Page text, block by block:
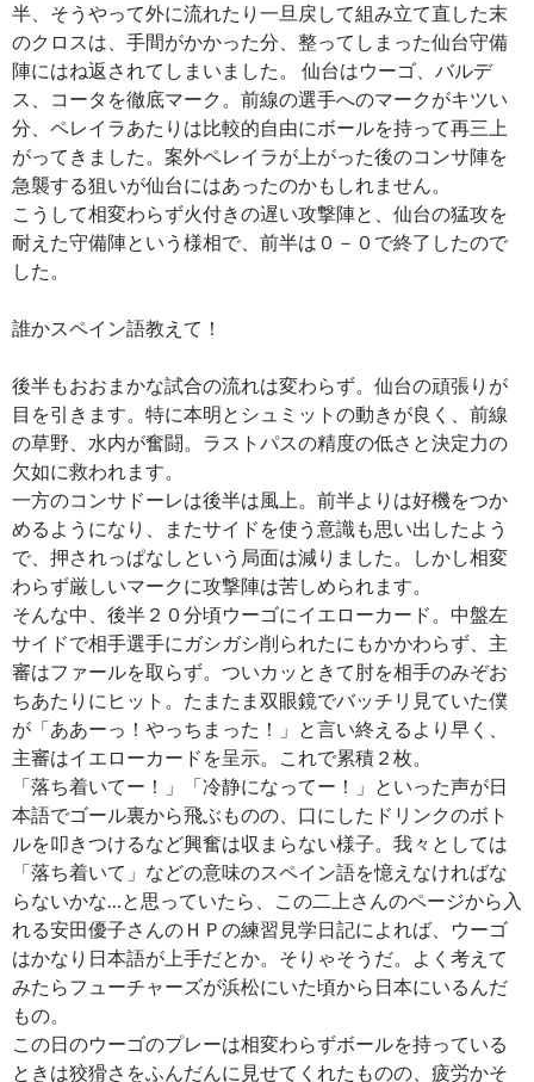
半、そうやって外に流れたり一旦戻して組み立て直した末
のクロスは、手間がかかった分、整ってしまった仙台守備
陣にはね返されてしまいました。 仙台はウーゴ、バルデ
ス、コータを徹底マーク。前線の選手へのマークがキツい
分、ペレイラあたりは比較的自由にボールを持って再三上
がってきました。案外ペレイラが上がった後のコンサ陣を
急襲する狙いが仙台にはあったのかもしれません。
こうして相変わらず火付きの遅い攻撃陣と、仙台の猛攻を
耐えた守備陣という様相で、前半は０－０で終了したので
した。
誰かスペイン語教えて！
後半もおおまかな試合の流れは変わらず。仙台の頑張りが
目を引きます。特に本明とシュミットの動きが良く、前線
の草野、水内が奮闘。ラストパスの精度の低さと決定力の
欠如に救われます。
一方のコンサドーレは後半は風上。前半よりは好機をつか
めるようになり、またサイドを使う意識も思い出したよう
で、押されっぱなしという局面は減りました。しかし相変
わらず厳しいマークに攻撃陣は苦しめられます。
そんな中、後半２０分頃ウーゴにイエローカード。中盤左
サイドで相手選手にガシガシ削られたにもかかわらず、主
審はファールを取らず。ついカッときて肘を相手のみぞお
ちあたりにヒット。たまたま双眼鏡でバッチリ見ていた僕
が「ああーっ！やっちまった！」と言い終えるより早く、
主審はイエローカードを呈示。これで累積２枚。
「落ち着いてー！」「冷静になってー！」といった声が日
本語でゴール裏から飛ぶものの、口にしたドリンクのボト
ルを叩きつけるなど興奮は収まらない様子。我々としては
「落ち着いて」などの意味のスペイン語を憶えなければな
らないかな…と思っていたら、この二上さんのページから入
れる安田優子さんのＨＰの練習見学日記によれば、ウーゴ
はかなり日本語が上手だとか。そりゃそうだ。よく考えて
みたらフューチャーズが浜松にいた頃から日本にいるんだ
もの。
この日のウーゴのプレーは相変わらずボールを持っている
ときは狡猾さをふんだんに見せてくれたものの、疲労かそ